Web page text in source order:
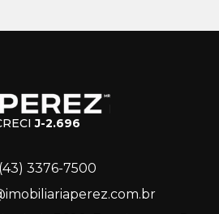
J-2.696
(43) 3376-7500